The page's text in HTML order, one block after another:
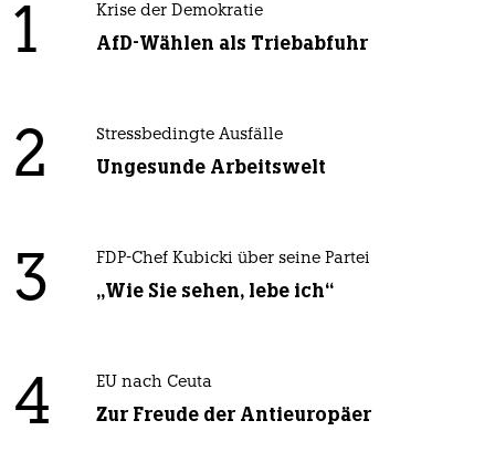
1 Krise der Demokratie
AfD-Wählen als Triebabfuhr
2 Stressbedingte Ausfälle
Ungesunde Arbeitswelt
3 FDP-Chef Kubicki über seine Partei
„Wie Sie sehen, lebe ich“
4 EU nach Ceuta
Zur Freude der Antieuropäer